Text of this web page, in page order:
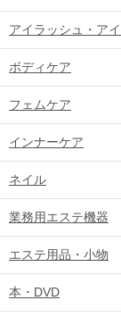
アイラッシュ・ア
ボディケア
フェムケア
インナーケア
ネイル
業務用エステ機器
エステ用品・小物
本・DVD